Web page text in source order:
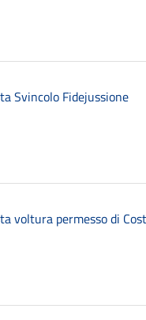
Svincolo Fidejussione
voltura permesso di